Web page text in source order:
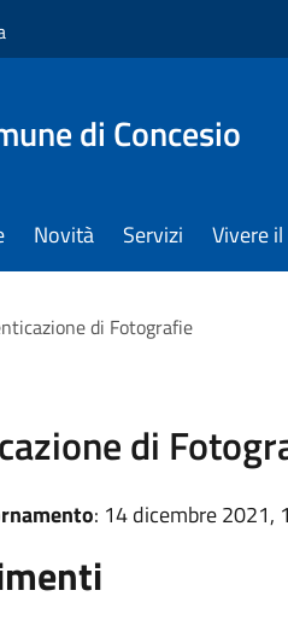
di Concesio
Novità Servizi Vivere
di Fotografie
di
: 14 dicembre 2021,